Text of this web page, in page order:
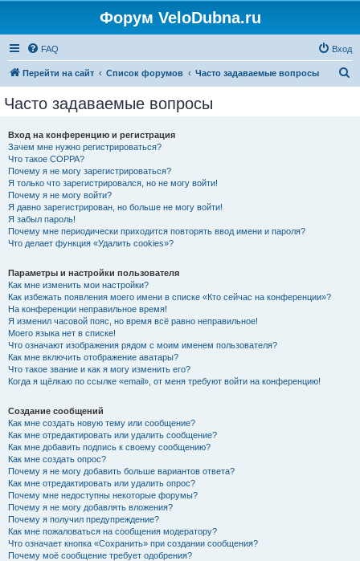
Форум VeloDubna.ru
FAQ Вход
Перейти на сайт Список форумов Часто задаваемые вопросы
Часто задаваемые вопросы
Вход на конференцию и регистрация
Зачем мне нужно регистрироваться?
Что такое COPPA?
Почему я не могу зарегистрироваться?
Я только что зарегистрировался, но не могу войти!
Почему я не могу войти?
Я давно зарегистрирован, но больше не могу войти!
Я забыл пароль!
Почему мне периодически приходится повторять ввод имени и пароля?
Что делает функция «Удалить cookies»?
Параметры и настройки пользователя
Как мне изменить мои настройки?
Как избежать появления моего имени в списке «Кто сейчас на конференции»?
На конференции неправильное время!
Я изменил часовой пояс, но время всё равно неправильное!
Моего языка нет в списке!
Что означают изображения рядом с моим именем пользователя?
Как мне включить отображение аватары?
Что такое звание и как я могу изменить его?
Когда я щёлкаю по ссылке «email», от меня требуют войти на конференцию!
Создание сообщений
Как мне создать новую тему или сообщение?
Как мне отредактировать или удалить сообщение?
Как мне добавить подпись к своему сообщению?
Как мне создать опрос?
Почему я не могу добавить больше вариантов ответа?
Как мне отредактировать или удалить опрос?
Почему мне недоступны некоторые форумы?
Почему я не могу добавлять вложения?
Почему я получил предупреждение?
Как мне пожаловаться на сообщения модератору?
Что означает кнопка «Сохранить» при создании сообщения?
Почему моё сообщение требует одобрения?